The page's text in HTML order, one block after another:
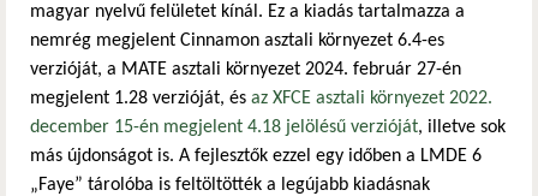
magyar nyelvű felületet kínál. Ez a kiadás tartalmazza a
nemrég megjelent Cinnamon asztali környezet 6.4-es
verzióját, a MATE asztali környezet 2024. február 27-én
megjelent 1.28 verzióját, és az XFCE asztali környezet 2022.
december 15-én megjelent 4.18 jelölésű verzióját, illetve sok
más újdonságot is. A fejlesztők ezzel egy időben a LMDE 6
„Faye” tárolóba is feltöltötték a legújabb kiadásnak